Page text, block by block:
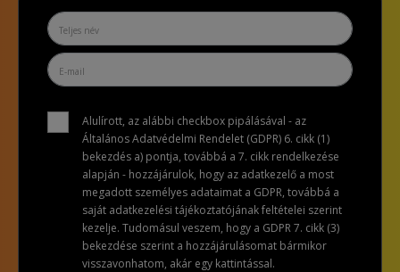
Alulírott, az alábbi checkbox pipálásával - az
Általános Adatvédelmi Rendelet (GDPR) 6. cikk (1)
bekezdés a) pontja, továbbá a 7. cikk rendelkezése
alapján - hozzájárulok, hogy az adatkezelő a most
megadott személyes adataimat a GDPR, továbbá a
saját adatkezelési tájékoztatójának feltételei szerint
kezelje. Tudomásul veszem, hogy a GDPR 7. cikk (3)
bekezdése szerint a hozzájárulásomat bármikor
visszavonhatom, akár egy kattintással.